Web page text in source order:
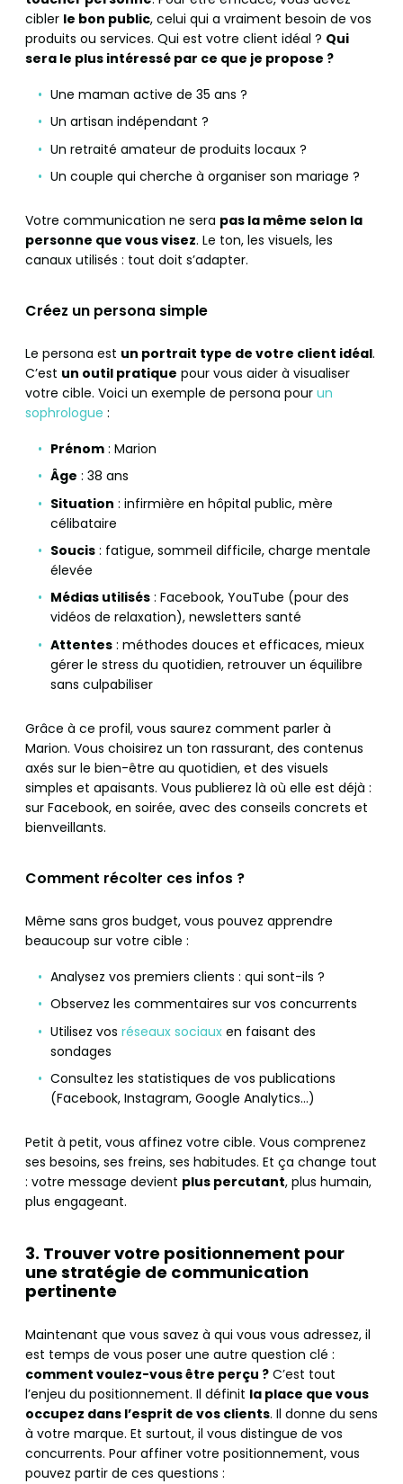
cibler le bon public, celui qui a vraiment besoin de vos
produits ou services. Qui est votre client idéal ? Qui
sera le plus intéressé par ce que je propose ?
Une maman active de 35 ans ?
Un artisan indépendant ?
Un retraité amateur de produits locaux ?
Un couple qui cherche à organiser son mariage ?
Votre communication ne sera pas la même selon la
personne que vous visez. Le ton, les visuels, les
canaux utilisés : tout doit s’adapter.
Créez un persona simple
Le persona est un portrait type de votre client idéal.
C’est un outil pratique pour vous aider à visualiser
votre cible. Voici un exemple de persona pour un
sophrologue :
Prénom : Marion
Âge : 38 ans
Situation : infirmière en hôpital public, mère
célibataire
Soucis : fatigue, sommeil difficile, charge mentale
élevée
Médias utilisés : Facebook, YouTube (pour des
vidéos de relaxation), newsletters santé
Attentes : méthodes douces et efficaces, mieux
gérer le stress du quotidien, retrouver un équilibre
sans culpabiliser
Grâce à ce profil, vous saurez comment parler à
Marion. Vous choisirez un ton rassurant, des contenus
axés sur le bien-être au quotidien, et des visuels
simples et apaisants. Vous publierez là où elle est déjà :
sur Facebook, en soirée, avec des conseils concrets et
bienveillants.
Comment récolter ces infos ?
Même sans gros budget, vous pouvez apprendre
beaucoup sur votre cible :
Analysez vos premiers clients : qui sont-ils ?
Observez les commentaires sur vos concurrents
Utilisez vos réseaux sociaux en faisant des
sondages
Consultez les statistiques de vos publications
(Facebook, Instagram, Google Analytics…)
Petit à petit, vous affinez votre cible. Vous comprenez
ses besoins, ses freins, ses habitudes. Et ça change tout
: votre message devient plus percutant, plus humain,
plus engageant.
3. Trouver votre positionnement pour
une stratégie de communication
pertinente
Maintenant que vous savez à qui vous vous adressez, il
est temps de vous poser une autre question clé :
comment voulez-vous être perçu ? C’est tout
l’enjeu du positionnement. Il définit la place que vous
occupez dans l’esprit de vos clients. Il donne du sens
à votre marque. Et surtout, il vous distingue de vos
concurrents. Pour affiner votre positionnement, vous
pouvez partir de ces questions :